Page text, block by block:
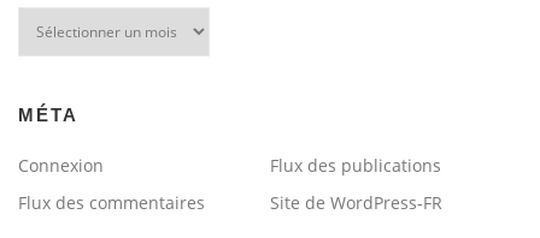
MÉTA
Connexion
Flux des publications
Flux des commentaires
Site de WordPress-FR